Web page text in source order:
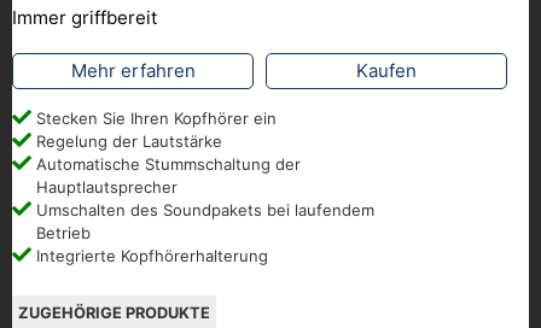
Immer griffbereit
Mehr erfahren Kaufen
Stecken Sie Ihren Kopfhörer ein
Regelung der Lautstärke
Automatische Stummschaltung der
Hauptlautsprecher
Umschalten des Soundpakets bei laufendem
Betrieb
Integrierte Kopfhörerhalterung
ZUGEHÖRIGE PRODUKTE